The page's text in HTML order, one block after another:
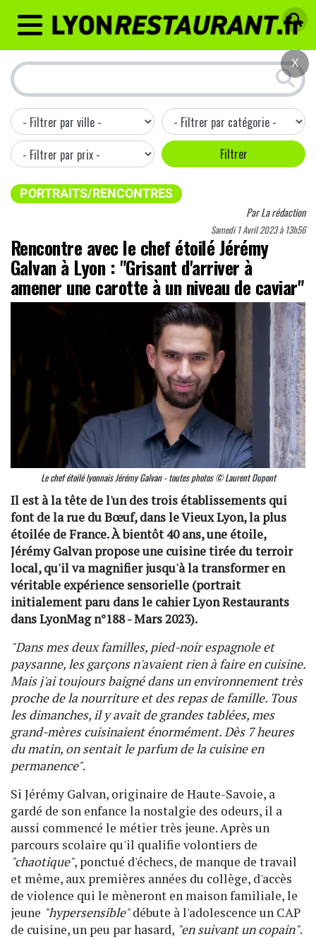
MENU
PORTRAITS/RENCONTRES
ParLa rédaction
Samedi 1 Avril 2023 à 13h56
Rencontre avec le chef étoilé Jérémy
Galvan à Lyon : "Grisant d'arriver à
amener une carotte à un niveau de caviar"
Le chef étoilé lyonnais Jérémy Galvan - toutes photos © Laurent Dupont
Il est à la tête de l'un des trois établissements qui
font de la rue du Bœuf, dans le Vieux Lyon, la plus
étoilée de France. À bientôt 40 ans, une étoile,
Jérémy Galvan propose une cuisine tirée du terroir
local, qu'il va magnifier jusqu'à la transformer en
véritable expérience sensorielle (portrait
initialement paru dans le cahier Lyon Restaurants
dans LyonMag n°188 - Mars 2023).
"Dans mes deux familles, pied-noir espagnole et
paysanne, les garçons n'avaient rien à faire en cuisine.
Mais j'ai toujours baigné dans un environnement très
proche de la nourriture et des repas de famille. Tous
les dimanches, il y avait de grandes tablées, mes
grand-mères cuisinaient énormément. Dès 7 heures
du matin, on sentait le parfum de la cuisine en
permanence".
Si Jérémy Galvan, originaire de Haute-Savoie, a
gardé de son enfance la nostalgie des odeurs, il a
aussi commencé le métier très jeune. Après un
parcours scolaire qu'il qualifie volontiers de
"chaotique", ponctué d'échecs, de manque de travail
et même, aux premières années du collège, d'accès
de violence qui le mèneront en maison familiale, le
jeune "hypersensible"débute à l'adolescence un CAP
de cuisine, un peu par hasard, "en suivant un copain".
X